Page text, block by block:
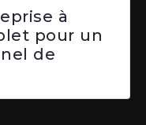
à
pour un
de